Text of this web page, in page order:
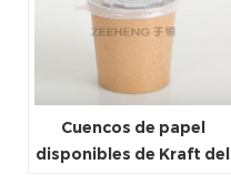
Cuencos de papel
disponibles de Kraft del